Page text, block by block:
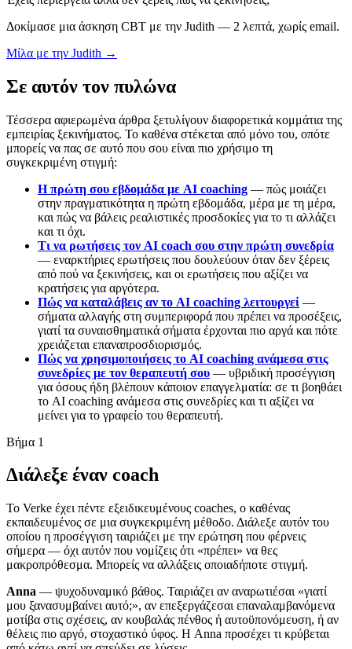
Δοκίμασε μια άσκηση CBT με την Judith — 2 λεπτά, χωρίς email.
Μίλα με την Judith →
Σε αυτόν τον πυλώνα
Τέσσερα αφιερωμένα άρθρα ξετυλίγουν διαφορετικά κομμάτια της
εμπειρίας ξεκινήματος. Το καθένα στέκεται από μόνο του, οπότε
μπορείς να πας σε αυτό που σου είναι πιο χρήσιμο τη
συγκεκριμένη στιγμή:
Η πρώτη σου εβδομάδα με AI coaching — πώς μοιάζει
στην πραγματικότητα η πρώτη εβδομάδα, μέρα με τη μέρα,
και πώς να βάλεις ρεαλιστικές προσδοκίες για το τι αλλάζει
και τι όχι.
Τι να ρωτήσεις τον AI coach σου στην πρώτη συνεδρία
— εναρκτήριες ερωτήσεις που δουλεύουν όταν δεν ξέρεις
από πού να ξεκινήσεις, και οι ερωτήσεις που αξίζει να
κρατήσεις για αργότερα.
Πώς να καταλάβεις αν το AI coaching λειτουργεί —
σήματα αλλαγής στη συμπεριφορά που πρέπει να προσέξεις,
γιατί τα συναισθηματικά σήματα έρχονται πιο αργά και πότε
χρειάζεται επαναπροσδιορισμός.
Πώς να χρησιμοποιήσεις το AI coaching ανάμεσα στις
συνεδρίες με τον θεραπευτή σου — υβριδική προσέγγιση
για όσους ήδη βλέπουν κάποιον επαγγελματία: σε τι βοηθάει
το AI coaching ανάμεσα στις συνεδρίες και τι αξίζει να
μείνει για το γραφείο του θεραπευτή.
Βήμα 1
Διάλεξε έναν coach
Το Verke έχει πέντε εξειδικευμένους coaches, ο καθένας
εκπαιδευμένος σε μια συγκεκριμένη μέθοδο. Διάλεξε αυτόν του
οποίου η προσέγγιση ταιριάζει με την ερώτηση που φέρνεις
σήμερα — όχι αυτόν που νομίζεις ότι «πρέπει» να θες
μακροπρόθεσμα. Μπορείς να αλλάξεις οποιαδήποτε στιγμή.
Anna — ψυχοδυναμικό βάθος. Ταιριάζει αν αναρωτιέσαι «γιατί
μου ξανασυμβαίνει αυτό;», αν επεξεργάζεσαι επαναλαμβανόμενα
μοτίβα στις σχέσεις, αν κουβαλάς πένθος ή αυτοϋπονόμευση, ή αν
θέλεις πιο αργό, στοχαστικό ύφος. Η Anna προσέχει τι κρύβεται